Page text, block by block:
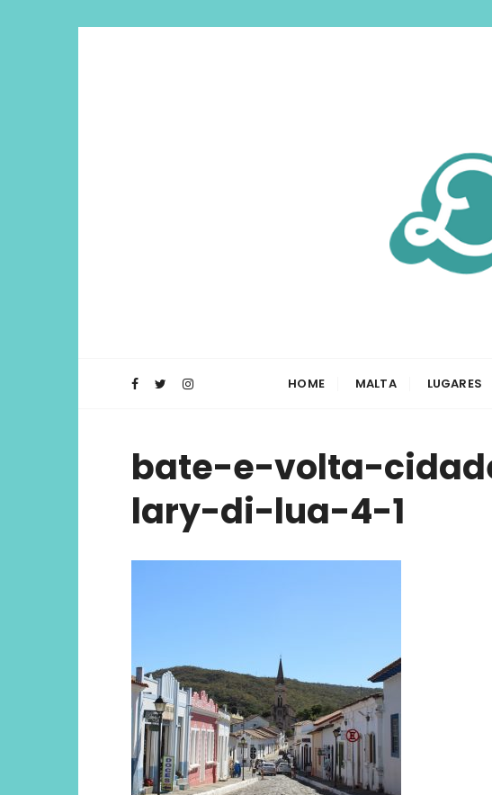
Di Lua |
HOME MALTA LUGARES
bate-e-volta-
lary-di-lua-4-1